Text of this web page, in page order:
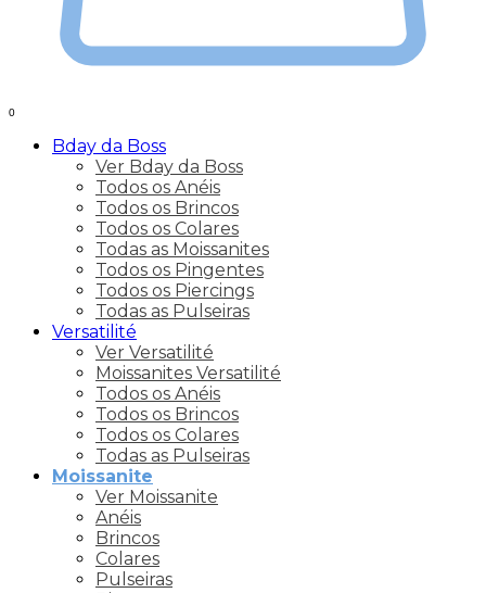
0
Bday da Boss
Ver Bday da Boss
Todos os Anéis
Todos os Brincos
Todos os Colares
Todas as Moissanites
Todos os Pingentes
Todos os Piercings
Todas as Pulseiras
Versatilité
Ver Versatilité
Moissanites Versatilité
Todos os Anéis
Todos os Brincos
Todos os Colares
Todas as Pulseiras
Moissanite
Ver Moissanite
Anéis
Brincos
Colares
Pulseiras